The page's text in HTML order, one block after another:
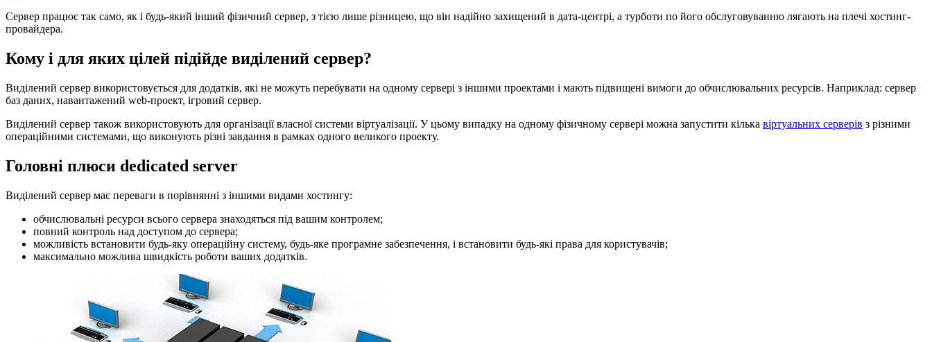
Сервер працює так само, як і будь-який інший фізичний сервер, з тією лише різницею, що він надійно захищений в дата-центрі, а турботи по його обслуговуванню лягають на плечі хостинг-
провайдера.
Кому і для яких цілей підійде виділений сервер?
Виділений сервер використовується для додатків, які не можуть перебувати на одному сервері з іншими проектами і мають підвищені вимоги до обчислювальних ресурсів. Наприклад: сервер
баз даних, навантажений web-проект, ігровий сервер.
Виділений сервер також використовують для організації власної системи віртуалізації. У цьому випадку на одному фізичному сервері можна запустити кілька віртуальних серверів з різними
операційними системами, що виконують різні завдання в рамках одного великого проекту.
Головні плюси dedicated server
Виділений сервер має переваги в порівнянні з іншими видами хостингу:
обчислювальні ресурси всього сервера знаходяться під вашим контролем;
повний контроль над доступом до сервера;
можливість встановити будь-яку операційну систему, будь-яке програмне забезпечення, і встановити будь-які права для користувачів;
максимально можлива швидкість роботи ваших додатків.